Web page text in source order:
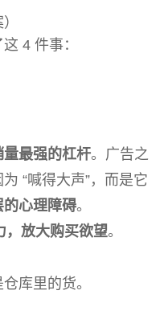
4 件事：
量最强的杠杆。广告之
“喊得大声”，而是它
心理障碍。
，放大购买欲望。
库里的货。